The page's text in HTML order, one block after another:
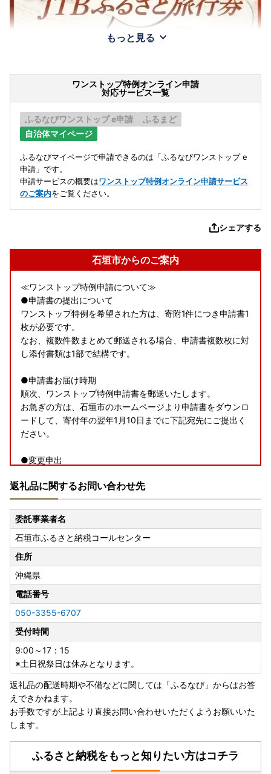
もっと見る
ワンストップ特例オンライン申請
対応サービス一覧
ふるなびワンストップ e申請
ふるまど
自治体マイページ
ふるなびマイページで申請できるのは「ふるなびワンストップ e
申請」です。
申請サービスの概要はワンストップ特例オンライン申請サービス
のご案内をご覧ください。
シェアする
石垣市からのご案内
≪ワンストップ特例申請について≫
●申請書の提出について
ワンストップ特例を希望された方は、寄附1件につき申請書1
枚が必要です。
なお、複数件数まとめて郵送される場合、申請書複数枚に対
し添付書類は1部で結構です。
●申請書お届け時期
順次、ワンストップ特例申請書を郵送いたします。
お急ぎの方は、石垣市のホームページより申請書をダウンロ
ードして、寄付年の翌年1月10日までに下記宛先にご提出く
ださい。
●変更申出
ジより「変更届出書」をダウンロードし、必要書類を添えて
ご提出ください。 締切日は寄付年の翌年1月10日です。
●申請書提出先
〒907-8501 沖縄県石垣市字真栄里672番地
石垣市役所ふるさと創生課 ふるさと応援係 宛
●返送期日
翌年1月10日となります。
≪ワンストップ特例申請についてのお問い合わせ先≫
E-mail：o.ishigaki@do-furusato.jp
※ワンストップ特例申請は、自治体マイページからでもオン
ライン申請が可能です。
自治体マイページURL→ https://mypg.jp/
≪お礼の品・その他に関してのお問い合わせ先≫
メールアドレス(石垣市ふるさと納税サポートセンター)→ o.i
shigaki@do-furusato.jp
返礼品に関するお問い合わせ先
委託事業者名
石垣市ふるさと納税コールセンター
住所
沖縄県
電話番号
050-3355-6707
受付時間
9:00～17：15
※土日祝祭日は休みとなります。
返礼品の配送時期や不備などに関しては「ふるなび」からはお答
えできかねます。
お手数ですが上記より直接お問い合わせいただくようお願いいた
します。
ふるさと納税をもっと知りたい方はコチラ